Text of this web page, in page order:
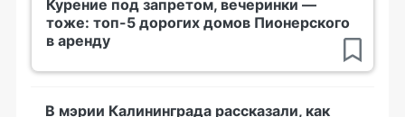
Курение под запретом, вечеринки —
тоже: топ-5 дорогих домов Пионерского
в аренду
В мэрии Калининграда рассказали, как